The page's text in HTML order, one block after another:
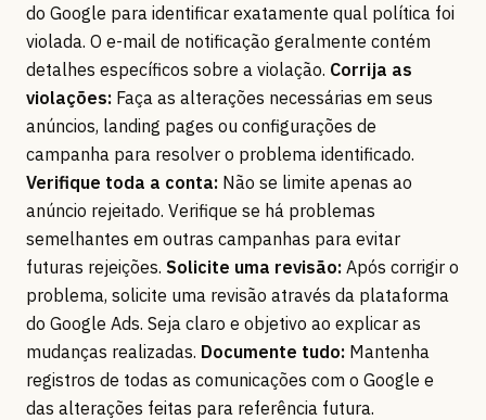
do Google para identificar exatamente qual política foi
violada. O e-mail de notificação geralmente contém
detalhes específicos sobre a violação. Corrija as
violações: Faça as alterações necessárias em seus
anúncios, landing pages ou configurações de
campanha para resolver o problema identificado.
Verifique toda a conta: Não se limite apenas ao
anúncio rejeitado. Verifique se há problemas
semelhantes em outras campanhas para evitar
futuras rejeições. Solicite uma revisão: Após corrigir o
problema, solicite uma revisão através da plataforma
do Google Ads. Seja claro e objetivo ao explicar as
mudanças realizadas. Documente tudo: Mantenha
registros de todas as comunicações com o Google e
das alterações feitas para referência futura.